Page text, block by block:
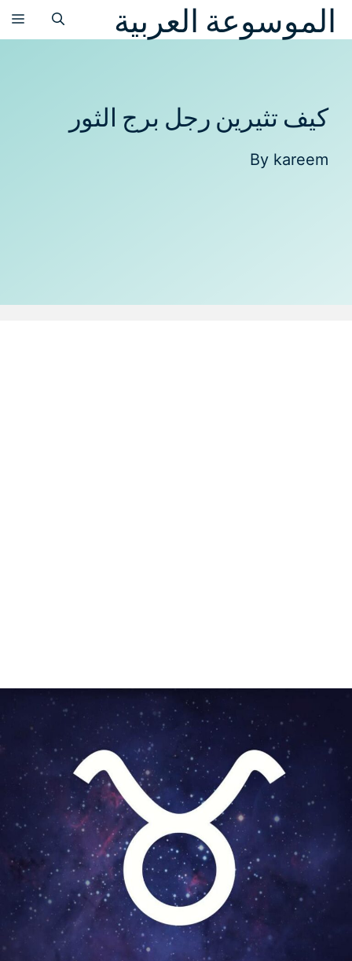
انتقلالموسوعة العربية
كيف تثيرين رجل برج الثور
By kareem